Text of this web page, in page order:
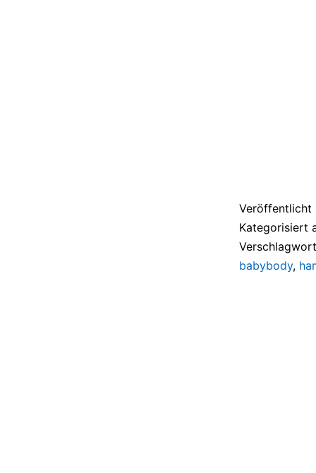
Veröffentlicht
Kategorisiert
babybody,